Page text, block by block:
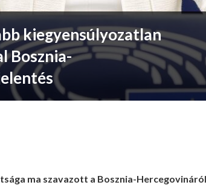
kiegyensúlyozatlan
Bosznia-
ma szavazott a Bosznia-